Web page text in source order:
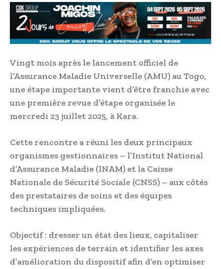
Vingt mois après le lancement officiel de
l’Assurance Maladie Universelle (AMU) au Togo,
une étape importante vient d’être franchie avec
une première revue d’étape organisée le
mercredi 23 juillet 2025, à Kara.
Cette rencontre a réuni les deux principaux
organismes gestionnaires – l’Institut National
d’Assurance Maladie (INAM) et la Caisse
Nationale de Sécurité Sociale (CNSS) – aux côtés
des prestataires de soins et des équipes
techniques impliquées.
Objectif : dresser un état des lieux, capitaliser
les expériences de terrain et identifier les axes
d’amélioration du dispositif afin d’en optimiser